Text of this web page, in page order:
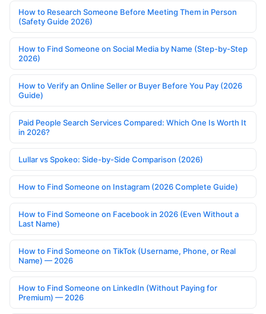
How to Research Someone Before Meeting Them in Person
(Safety Guide 2026)
How to Find Someone on Social Media by Name (Step-by-Step
2026)
How to Verify an Online Seller or Buyer Before You Pay (2026
Guide)
Paid People Search Services Compared: Which One Is Worth It
in 2026?
Lullar vs Spokeo: Side-by-Side Comparison (2026)
How to Find Someone on Instagram (2026 Complete Guide)
How to Find Someone on Facebook in 2026 (Even Without a
Last Name)
How to Find Someone on TikTok (Username, Phone, or Real
Name) — 2026
How to Find Someone on LinkedIn (Without Paying for
Premium) — 2026